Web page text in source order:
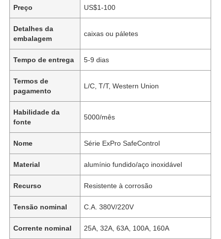
Preço US$1-100
Detalhes da
embalagem
caixas ou páletes
Tempo de entrega 5-9 dias
Termos de
pagamento
L/C, T/T, Western Union
Habilidade da
fonte
5000/mês
Nome Série ExPro SafeControl
Material alumínio fundido/aço inoxidável
Recurso Resistente à corrosão
Tensão nominal C.A. 380V/220V
Corrente nominal 25A, 32A, 63A, 100A, 160A